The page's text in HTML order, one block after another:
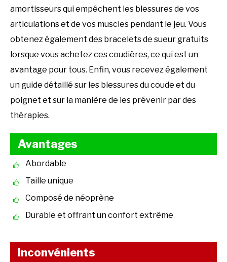
amortisseurs qui empêchent les blessures de vos
articulations et de vos muscles pendant le jeu. Vous
obtenez également des bracelets de sueur gratuits
lorsque vous achetez ces coudières, ce qui est un
avantage pour tous. Enfin, vous recevez également
un guide détaillé sur les blessures du coude et du
poignet et sur la manière de les prévenir par des
thérapies.
Avantages
Abordable
Taille unique
Composé de néoprène
Durable et offrant un confort extrême
Inconvénients